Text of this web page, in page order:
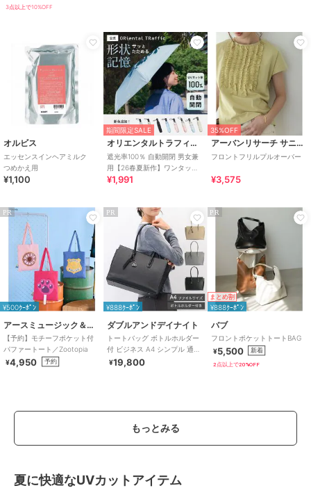
3点以上で10%OFF
オルビス
エッセンスインヘアミルク
つめかえ用
¥1,100
期間限定SALE
オリエンタルトラフィック
遮光率100％ 自動開閉 男女兼
用【26春夏新作】ワンタッチ
晴雨兼用 折りたたみ傘 /G-
¥1,991
35%OFF
アーバンリサーチ サニーレーベル
フロントフリルプルオーバー
¥3,575
PR
¥500ｸｰﾎﾟﾝ
アースミュージック＆エコロジー
【予約】モチーフポケット付
パファートート／Zootopia
¥4,950 予約
PR
¥888ｸｰﾎﾟﾝ
ダブルアンドデイナイト
トートバッグ ボトルホルダー
付 ビジネス A4 シンプル 通勤
スムーク 19192
¥19,800
PR
まとめ割
¥888ｸｰﾎﾟﾝ
バブ
フロントポケットトートBAG
¥5,500 新着
2点以上で20%OFF
もっとみる
夏に快適なUVカットアイテム